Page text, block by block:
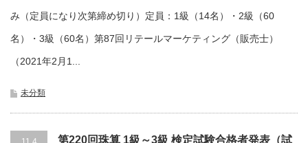
み（定員になり次第締め切り）定員：1級（14名）・2級（60
名）・3級（60名）第87回リテールマーケティング（販売士）
（2021年2月1...
未分類
第220回珠算 1級～3級 検定試験合格者発表（試